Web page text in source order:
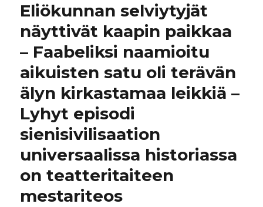
Eliökunnan selviytyjät
näyttivät kaapin paikkaa
– Faabeliksi naamioitu
aikuisten satu oli terävän
älyn kirkastamaa leikkiä –
Lyhyt episodi
sienisivilisaation
universaalissa historiassa
on teatteritaiteen
mestariteos